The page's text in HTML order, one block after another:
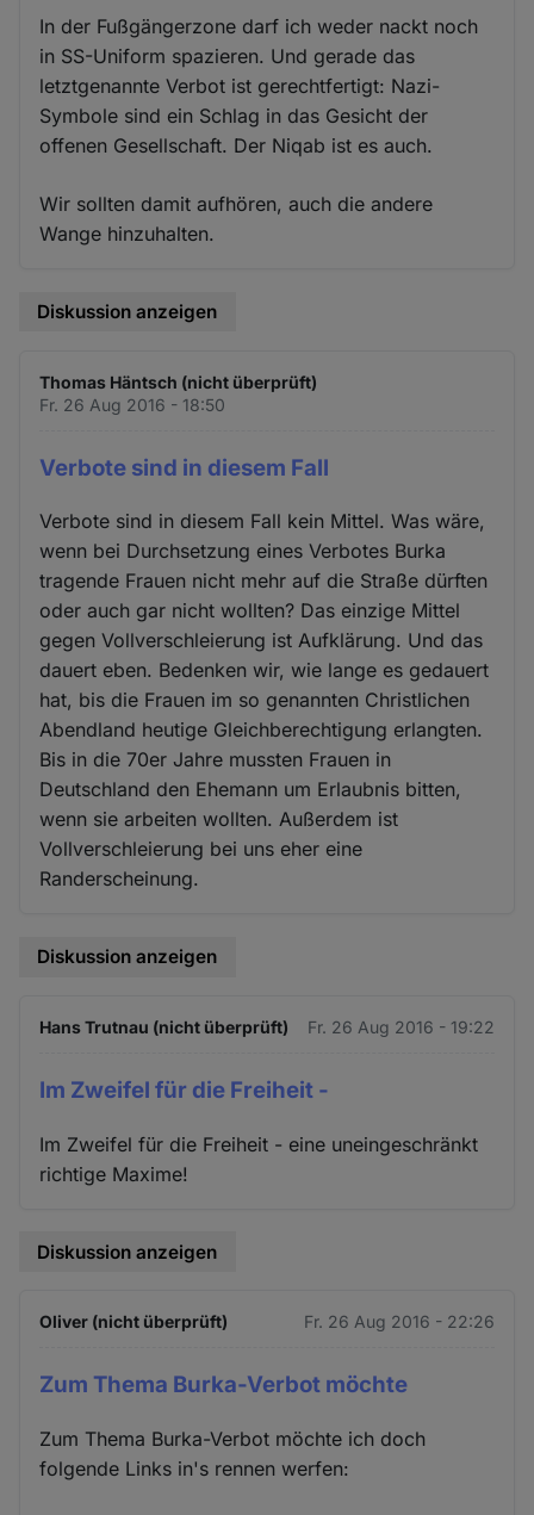
In der Fußgängerzone darf ich weder nackt noch
in SS-Uniform spazieren. Und gerade das
letztgenannte Verbot ist gerechtfertigt: Nazi-
Symbole sind ein Schlag in das Gesicht der
offenen Gesellschaft. Der Niqab ist es auch.
Wir sollten damit aufhören, auch die andere
Wange hinzuhalten.
Diskussion anzeigen
Thomas Häntsch (nicht überprüft)
Fr. 26 Aug 2016 - 18:50
Verbote sind in diesem Fall
Verbote sind in diesem Fall kein Mittel. Was wäre,
wenn bei Durchsetzung eines Verbotes Burka
tragende Frauen nicht mehr auf die Straße dürften
oder auch gar nicht wollten? Das einzige Mittel
gegen Vollverschleierung ist Aufklärung. Und das
dauert eben. Bedenken wir, wie lange es gedauert
hat, bis die Frauen im so genannten Christlichen
Abendland heutige Gleichberechtigung erlangten.
Bis in die 70er Jahre mussten Frauen in
Deutschland den Ehemann um Erlaubnis bitten,
wenn sie arbeiten wollten. Außerdem ist
Vollverschleierung bei uns eher eine
Randerscheinung.
Diskussion anzeigen
Hans Trutnau (nicht überprüft) Fr. 26 Aug 2016 - 19:22
Im Zweifel für die Freiheit -
Im Zweifel für die Freiheit - eine uneingeschränkt
richtige Maxime!
Diskussion anzeigen
Oliver (nicht überprüft) Fr. 26 Aug 2016 - 22:26
Zum Thema Burka-Verbot möchte
Zum Thema Burka-Verbot möchte ich doch
folgende Links in's rennen werfen: